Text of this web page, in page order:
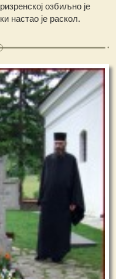
озбиљно је
настао је раскол.